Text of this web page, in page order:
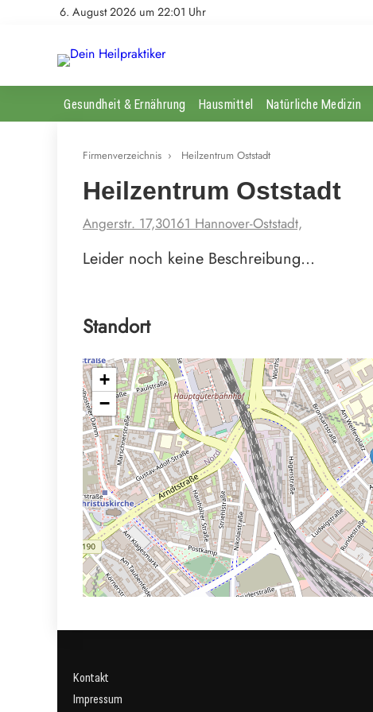
6. August 2026 um 22:01 Uhr
Gesundheit & Ernährung Hausmittel Natürliche Medizin
Firmenverzeichnis › Heilzentrum Oststadt
Heilzentrum Oststadt
Angerstr. 17,30161 Hannover-Oststadt,
Leider noch keine Beschreibung…
Standort
+
−
Kontakt
Impressum